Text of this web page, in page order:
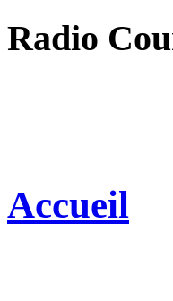
Radio
Accueil